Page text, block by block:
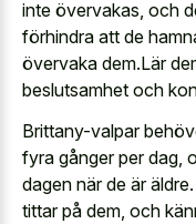
inte övervakas, och
förhindra att de
övervaka dem.Lär
beslutsamhet och
Brittany-valpar
fyra gånger per dag,
dagen när de är
tittar på dem, och